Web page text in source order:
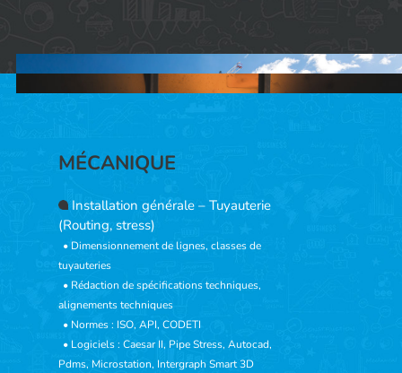
MÉCANIQUE
Installation générale – Tuyauterie
(Routing, stress)
• Dimensionnement de lignes, classes de
tuyauteries
• Rédaction de spécifications techniques,
alignements techniques
• Normes : ISO, API, CODETI
• Logiciels : Caesar II, Pipe Stress, Autocad,
Pdms, Microstation, Intergraph Smart 3D